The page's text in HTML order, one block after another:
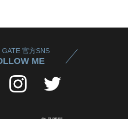
GATE 官方SNS
ME